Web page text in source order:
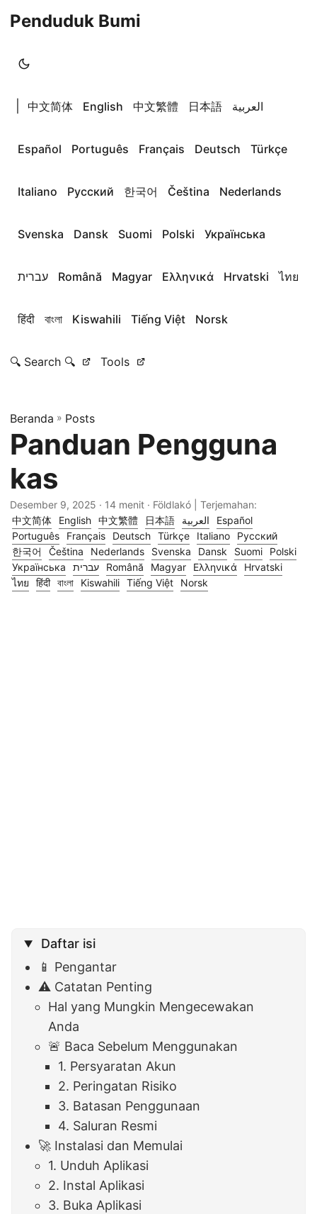
Penduduk Bumi
中文简体 English 中文繁體 日本語 العربية
Español Português Français Deutsch Türkçe
Italiano Русский 한국어 Čeština Nederlands
Svenska Dansk Suomi Polski Українська
עברית Română Magyar Ελληνικά Hrvatski ไทย
हिंदी বাংলা Kiswahili Tiếng Việt Norsk
🔍 Search 🔍 Tools
Beranda » Posts
Panduan Pengguna
kas
Desember 9, 2025 · 14 menit · Földlakó | Terjemahan:
中文简体
English 中文繁體 日本語 العربية
Español
Português
Français Deutsch Türkçe Italiano
Русский
한국어
Čeština Nederlands Svenska Dansk Suomi
Polski
Українська
עברית Română Magyar Ελληνικά
Hrvatski
ไทย
हिंदी বাংলা Kiswahili Tiếng Việt Norsk
Daftar isi
📱 Pengantar
⚠️ Catatan Penting
Hal yang Mungkin Mengecewakan
Anda
🚨 Baca Sebelum Menggunakan
1. Persyaratan Akun
2. Peringatan Risiko
3. Batasan Penggunaan
4. Saluran Resmi
🚀 Instalasi dan Memulai
1. Unduh Aplikasi
2. Instal Aplikasi
3. Buka Aplikasi